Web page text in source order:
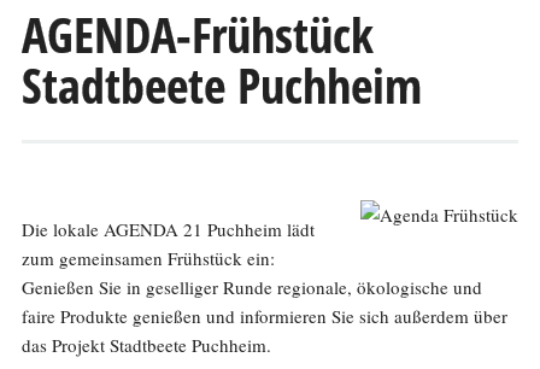
Text
AGENDA-Frühstück
Stadtbeete Puchheim
Die lokale AGENDA 21 Puchheim lädt
zum gemeinsamen Frühstück ein:
Genießen Sie in geselliger Runde regionale, ökologische und
faire Produkte genießen und informieren Sie sich außerdem über
das Projekt Stadtbeete Puchheim.